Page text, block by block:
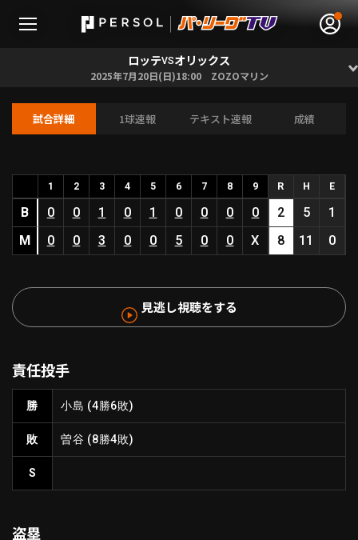
HOME
動画
ファーム東地区
ファーム中地区
ファーム西地区
北海道日本ハムファイターズ
東北楽天ゴールデンイーグルス
埼玉西武ライオンズ
オリックス・バファローズ
ニュース
設定
ロッテVSオリックス
2025年7月20日(日)18:00 ZOZOマリン
試合詳細 1球速報 テキスト速報 成績
1 2 3 4 5 6 7 8 9 R H E
B 0 0 1 0 1 0 0 0 0 2 5
1
M
0 0 3 0 0 5 0 0 X 8 11 0
見逃し視聴をする
責任投手
勝 小島 (4勝6敗)
敗 曽谷 (8勝4敗)
S
盗塁